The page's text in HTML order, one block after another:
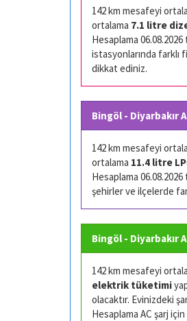
142 km mesafeyi
ortalama 7.1 litre
Hesaplama 06.08.2026
istasyonlarında farklı
dikkat ediniz.
Bingöl - Diyarbakır
142 km mesafeyi
ortalama 11.4 litre
Hesaplama
şehirler ve ilçelerde
Bingöl - Diyarbakır
142 km mesafeyi
elektrik tüketimi
olacaktır. Evinizdeki
Hesaplama AC şarj